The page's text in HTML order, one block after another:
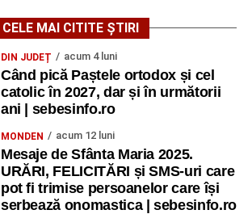
CELE MAI CITITE ȘTIRI
DIN JUDEȚ acum 4 luni
Când pică Paștele ortodox și cel
catolic în 2027, dar și în următorii
ani | sebesinfo.ro
MONDEN acum 12 luni
Mesaje de Sfânta Maria 2025.
URĂRI, FELICITĂRI și SMS-uri care
pot fi trimise persoanelor care își
serbează onomastica | sebesinfo.ro